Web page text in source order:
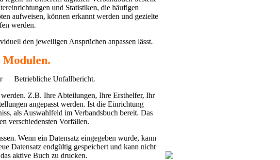
und Statistiken, die häufigen
aufweisen, können erkannt werden und gezielte
werden.
den jeweiligen Ansprüchen anpassen lässt.
Modulen.
Betriebliche Unfallbericht.
Z.B. Ihre Abteilungen, Ihre Ersthelfer, Ihr
angepasst werden. Ist die Einrichtung
als Auswahlfeld im Verbandsbuch bereit. Das
verschiedensten Vorfällen.
Wenn ein Datensatz eingegeben wurde, kann
Datensatz endgültig gespeichert und kann nicht
aktive Buch zu drucken.